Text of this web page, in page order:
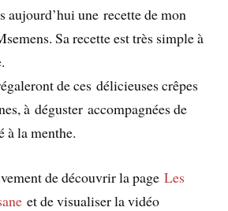
aujourd’hui une recette de mon
Sa recette est très simple à
de ces délicieuses crêpes
à déguster accompagnées de
à la menthe.
de découvrir la pageLes
et de visualiser la vidéo